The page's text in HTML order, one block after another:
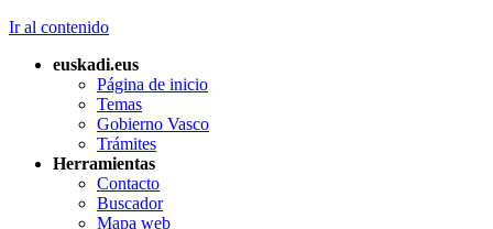
Ir al contenido
euskadi.eus
Página de inicio
Temas
Gobierno Vasco
Trámites
Herramientas
Contacto
Buscador
Mapa web